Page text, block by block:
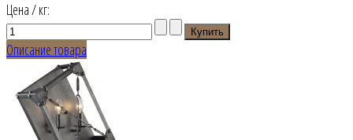
Цена / кг:
Описание товара